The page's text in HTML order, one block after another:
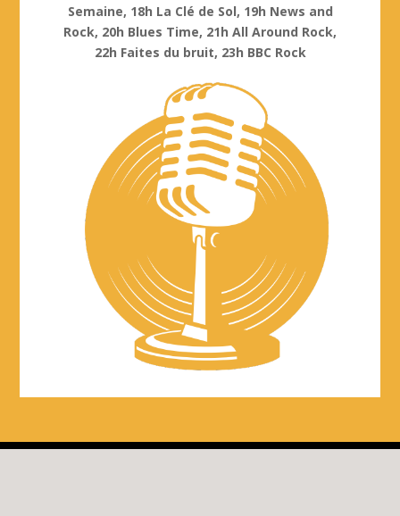
Semaine, 18h La Clé de Sol, 19h News and
Rock, 20h Blues Time, 21h All Around Rock,
22h Faites du bruit, 23h BBC Rock